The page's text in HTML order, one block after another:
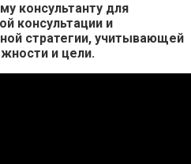
консультанту для
консультации и
стратегии, учитывающей
и цели.